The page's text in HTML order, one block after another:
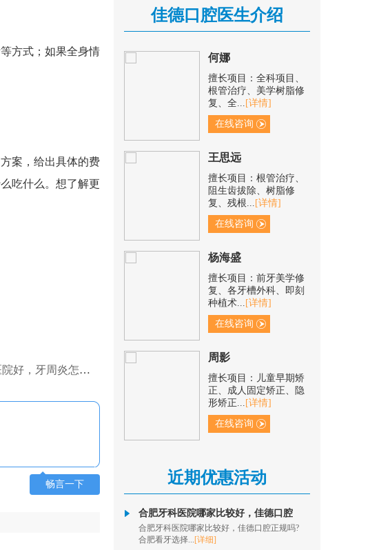
方式；如果全身情
案，给出具体的费
吃什么。想了解更
炎怎么做好牙齿保养？
畅言一下
佳德口腔医生介绍
在线咨询
擅长项目：全科项目、
根管治疗、美学树脂修
复、全...[详情]
在线咨询
擅长项目：根管治疗、
阻生齿拔除、树脂修
复、残根...[详情]
在线咨询
擅长项目：前牙美学修
复、各牙槽外科、即刻
种植术...[详情]
在线咨询
擅长项目：儿童早期矫
正、成人固定矫正、隐
形矫正... [详情]
在线咨询
治疗、牙髓牙体治疗、
松动牙...
[详情]
在线咨询
秦历
近期优惠活动
合肥牙科医院哪家比较好，佳德口腔
合肥牙科医院哪家比较好，佳德口腔正规吗?
合肥看牙选择...[详细]